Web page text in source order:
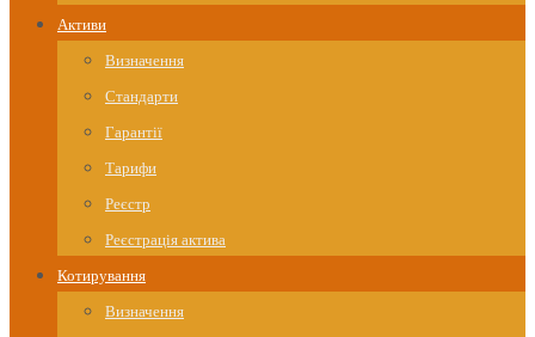
Активи
Визначення
Стандарти
Гарантії
Тарифи
Реєстр
Реєстрація актива
Котирування
Визначення